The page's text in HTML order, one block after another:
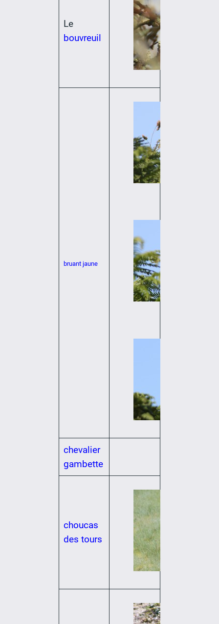
Le
bouvreuil
bruant jaune
chevalier
gambette
choucas
des tours